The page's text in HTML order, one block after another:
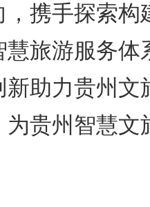
，携手探索构
旅游服务体
助力贵州文
贵州智慧文